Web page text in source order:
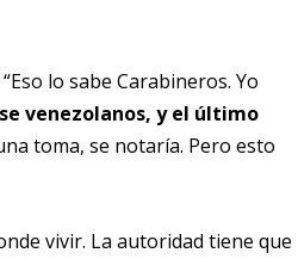
“Eso lo sabe Carabineros. Yo
venezolanos, y el último
toma, se notaría. Pero esto
vivir. La autoridad tiene que